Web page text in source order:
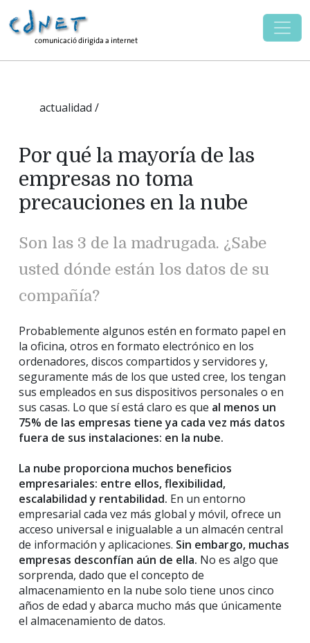
actualidad /
Por qué la mayoría de las
empresas no toma
precauciones en la nube
Son las 3 de la madrugada. ¿Sabe
usted dónde están los datos de su
compañía?
Probablemente algunos estén en formato papel en
la oficina, otros en formato electrónico en los
ordenadores, discos compartidos y servidores y,
seguramente más de los que usted cree, los tengan
sus empleados en sus dispositivos personales o en
sus casas. Lo que sí está claro es que al menos un
75% de las empresas tiene ya cada vez más datos
fuera de sus instalaciones: en la nube.
La nube proporciona muchos beneficios
empresariales: entre ellos, flexibilidad,
escalabilidad y rentabilidad. En un entorno
empresarial cada vez más global y móvil, ofrece un
acceso universal e inigualable a un almacén central
de información y aplicaciones. Sin embargo, muchas
empresas desconfían aún de ella. No es algo que
sorprenda, dado que el concepto de
almacenamiento en la nube solo tiene unos cinco
años de edad y abarca mucho más que únicamente
el almacenamiento de datos.